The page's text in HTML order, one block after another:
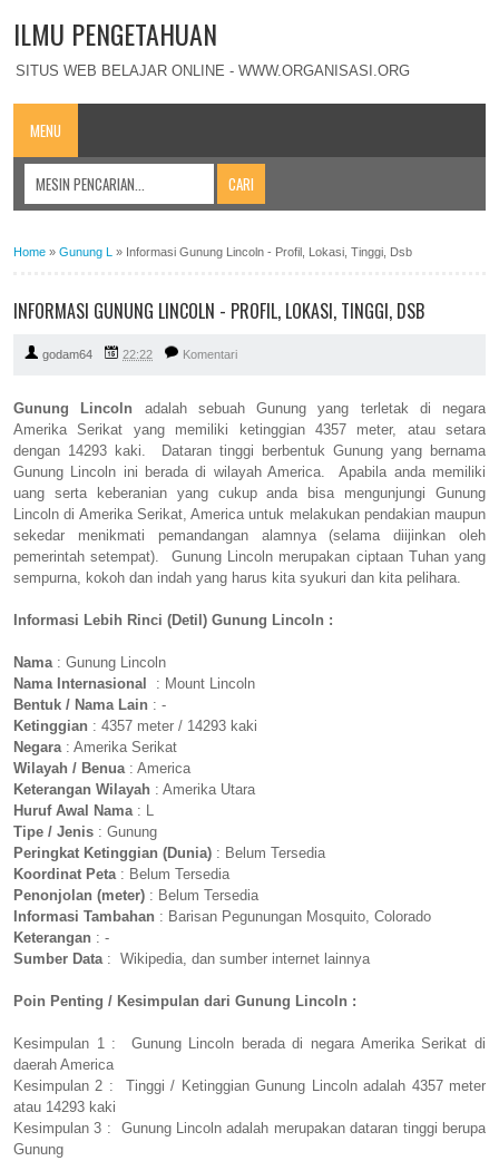
ILMU PENGETAHUAN
SITUS WEB BELAJAR ONLINE - WWW.ORGANISASI.ORG
MENU
Home » Gunung L » Informasi Gunung Lincoln - Profil, Lokasi, Tinggi, Dsb
INFORMASI GUNUNG LINCOLN - PROFIL, LOKASI, TINGGI, DSB
godam64 22:22 Komentari
Gunung Lincoln adalah sebuah Gunung yang terletak di negara
Amerika Serikat yang memiliki ketinggian 4357 meter, atau setara
dengan 14293 kaki. Dataran tinggi berbentuk Gunung yang bernama
Gunung Lincoln ini berada di wilayah America. Apabila anda memiliki
uang serta keberanian yang cukup anda bisa mengunjungi Gunung
Lincoln di Amerika Serikat, America untuk melakukan pendakian maupun
sekedar menikmati pemandangan alamnya (selama diijinkan oleh
pemerintah setempat). Gunung Lincoln merupakan ciptaan Tuhan yang
sempurna, kokoh dan indah yang harus kita syukuri dan kita pelihara.
Informasi Lebih Rinci (Detil) Gunung Lincoln :
Nama: Gunung Lincoln
Nama Internasional
: Mount Lincoln
Bentuk / Nama Lain : -
Ketinggian : 4357 meter / 14293 kaki
Negara: Amerika Serikat
Wilayah / Benua: America
Keterangan Wilayah : Amerika Utara
Huruf Awal Nama: L
Tipe / Jenis : Gunung
Peringkat Ketinggian (Dunia) : Belum Tersedia
Koordinat Peta: Belum Tersedia
Penonjolan (meter) : Belum Tersedia
Informasi Tambahan : Barisan Pegunungan Mosquito, Colorado
Keterangan : -
Sumber Data: Wikipedia, dan sumber internet lainnya
Poin Penting / Kesimpulan dari Gunung Lincoln :
Kesimpulan 1 : Gunung Lincoln berada di negara Amerika Serikat di
daerah America
Kesimpulan 2 : Tinggi / Ketinggian Gunung Lincoln adalah 4357 meter
atau 14293 kaki
Kesimpulan 3 : Gunung Lincoln adalah merupakan dataran tinggi berupa
Gunung